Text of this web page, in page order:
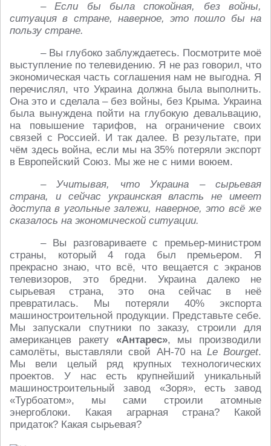
– Если бы была спокойная, без войны,
ситуация в стране, наверное, это пошло бы на
пользу стране.
– Вы глубоко заблуждаетесь. Посмотрите моё
выступление по телевидению. Я не раз говорил, что
экономическая часть соглашения нам не выгодна. Я
перечислял, что Украина должна была выполнить.
Она это и сделала – без войны, без Крыма. Украина
была вынуждена пойти на глубокую девальвацию,
на повышение тарифов, на ограничение своих
связей с Россией. И так далее. В результате, при
чём здесь война, если мы на 35% потеряли экспорт
в Европейский Союз. Мы же не с ними воюем.
– Учитывая, что Украина – сырьевая
страна, и сейчас украинская власть не имеет
доступа в угольные залежи, наверное, это всё же
сказалось на экономической ситуации.
– Вы разговариваете с премьер-министром
страны, который 4 года был премьером. Я
прекрасно знаю, что всё, что вещается с экранов
телевизоров, это бредни. Украина далеко не
сырьевая страна, это она сейчас в неё
превратилась. Мы потеряли 40% экспорта
машиностроительной продукции. Представьте себе.
Мы запускали спутники по заказу, строили для
американцев ракету «Антарес», мы производили
самолёты, выставляли свой АН-70 на Le Bourget.
Мы вели целый ряд крупных технологических
проектов. У нас есть крупнейший уникальный
машиностроительный завод «Зоря», есть завод
«Турбоатом», мы сами строили атомные
энергоблоки. Какая аграрная страна? Какой
придаток? Какая сырьевая?